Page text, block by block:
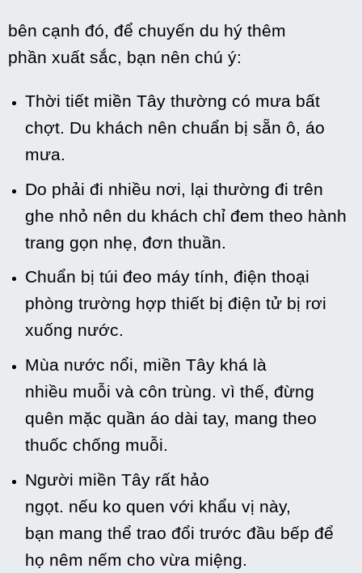
bên cạnh đó, để chuyến du hý thêm
phần xuất sắc, bạn nên chú ý:
Thời tiết miền Tây thường có mưa bất
chợt. Du khách nên chuẩn bị sẵn ô, áo
mưa.
Do phải đi nhiều nơi, lại thường đi trên
ghe nhỏ nên du khách chỉ đem theo hành
trang gọn nhẹ, đơn thuần.
Chuẩn bị túi đeo máy tính, điện thoại
phòng trường hợp thiết bị điện tử bị rơi
xuống nước.
Mùa nước nổi, miền Tây khá là
nhiều muỗi và côn trùng. vì thế, đừng
quên mặc quần áo dài tay, mang theo
thuốc chống muỗi.
Người miền Tây rất hảo
ngọt. nếu ko quen với khẩu vị này,
bạn mang thể trao đổi trước đầu bếp để
họ nêm nếm cho vừa miệng